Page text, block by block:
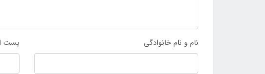
نام و نام خانوادگی پست